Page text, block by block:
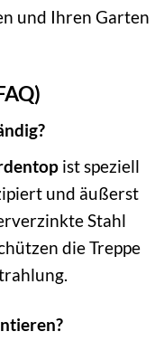
und Ihren Garten
ist speziell
und äußerst
Stahl
die Treppe